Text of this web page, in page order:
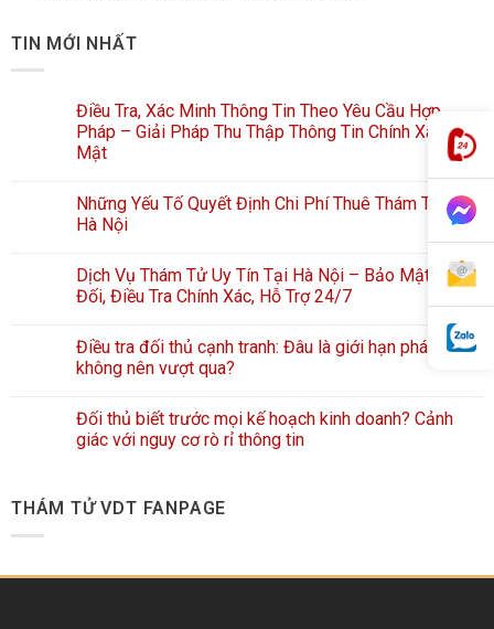
TIN MỚI NHẤT
Điều Tra, Xác Minh Thông Tin Theo Yêu Cầu Hợp
Pháp – Giải Pháp Thu Thập Thông Tin Chính Xác, Bảo
Mật
Những Yếu Tố Quyết Định Chi Phí Thuê Thám Tử Tại
Hà Nội
Dịch Vụ Thám Tử Uy Tín Tại Hà Nội – Bảo Mật Tuyệt
Đối, Điều Tra Chính Xác, Hỗ Trợ 24/7
Điều tra đối thủ cạnh tranh: Đâu là giới hạn pháp lý
không nên vượt qua?
Đối thủ biết trước mọi kế hoạch kinh doanh? Cảnh
giác với nguy cơ rò rỉ thông tin
THÁM TỬ VDT FANPAGE